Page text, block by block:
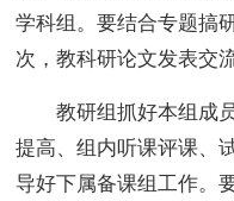
学科组。要结合专题搞
次，教科研论文发表交
教研组抓好本组成
提高、组内听课评课、
导好下属备课组工作。